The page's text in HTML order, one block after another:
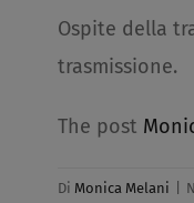
Ospite della
trasmissione.
The post
Di Monica Melani